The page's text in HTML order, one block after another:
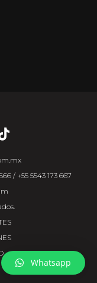
/ +55 5543 173 667
Whatsapp